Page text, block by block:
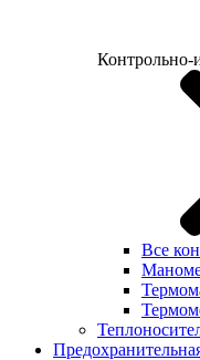
Контрольно-
Все